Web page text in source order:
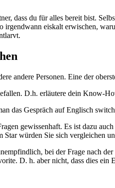
dass du für alles bereit bist.
eiskalt erwischen,
andere Personen. Eine der
D.h. erläutere dein Know-
das Gespräch auf Englisch
gewissenhaft. Es ist dazu
Star würden Sie sich vergleichen
bei der Frage nach
D. h. aber nicht, dass dies ein